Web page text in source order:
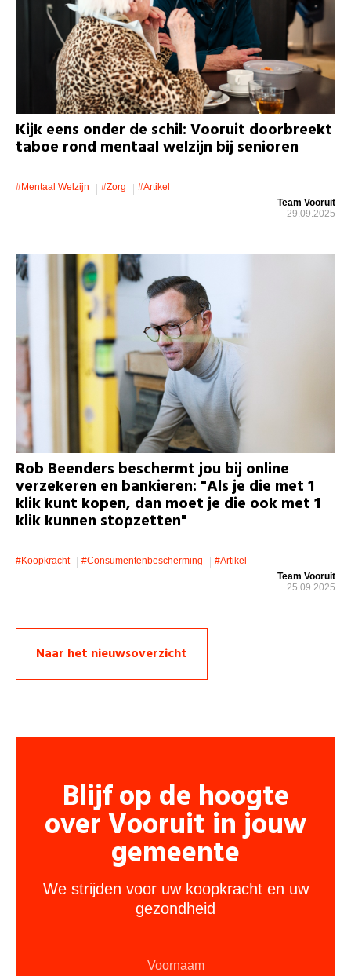
Kijk eens onder de schil: Vooruit doorbreekt
taboe rond mentaal welzijn bij senioren
#mentaal Welzijn #zorg
#artikel
Team Vooruit
29.09.2025
Rob Beenders beschermt jou bij online
verzekeren en bankieren: "Als je die met 1
klik kunt kopen, dan moet je die ook met 1
klik kunnen stopzetten"
#koopkracht #consumentenbescherming
#artikel
Team Vooruit
25.09.2025
Naar het nieuwsoverzicht
Blijf op de hoogte
over Vooruit in jouw
gemeente
We strijden voor uw koopkracht en uw
gezondheid